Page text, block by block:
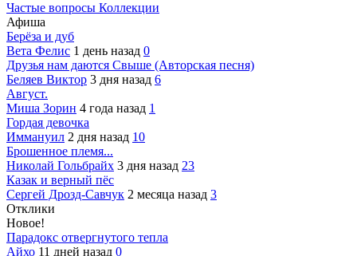
Частые вопросы Коллекции
Афиша
Берёза и дуб
Вета Фелис 1 день назад 0
Друзья нам даются Свыше (Авторская песня)
Беляев Виктор 3 дня назад 6
Август.
Миша Зорин 4 года назад 1
Гордая девочка
Иммануил 2 дня назад 10
Брошенное племя...
Николай Гольбрайх 3 дня назад 23
Казак и верный пёс
Сергей Дрозд-Савчук 2 месяца назад 3
Отклики
Новое!
Парадокс отвергнутого тепла
Айхо 11 дней назад 0